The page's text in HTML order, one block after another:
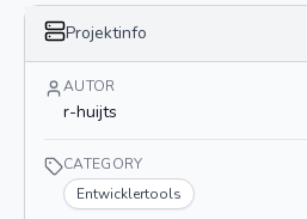
Projektinfo
AUTOR
r-huijts
CATEGORY
Entwicklertools